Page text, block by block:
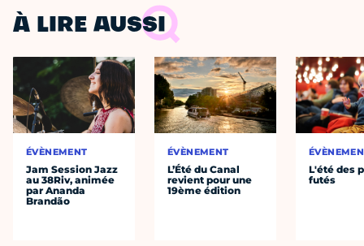
À LIRE AUSSI
ÉVÈNEMENT
Jam Session Jazz
au 38Riv, animée
par Ananda
Brandão
ÉVÈNEMENT
L’Été du Canal
revient pour une
19ème édition
L'été des
futés